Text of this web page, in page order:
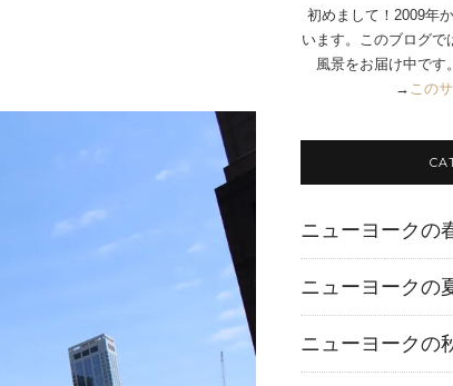
初めまして！2009年
います。このブログで
風景をお届け中です
→ この
ニューヨークの
ニューヨークの
ニューヨークの